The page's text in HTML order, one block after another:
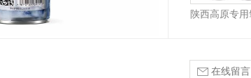
在线留言